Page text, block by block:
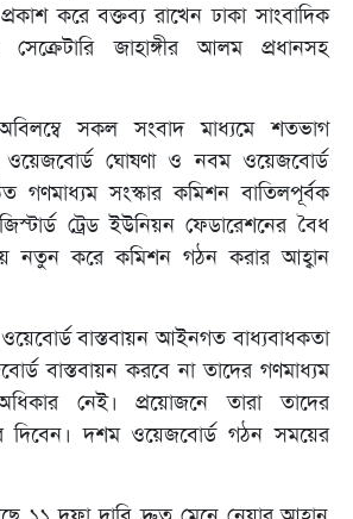
করে বক্তব্য রাখেন ঢাকা সাংবাদিক
জাহাঙ্গীর আলম প্রধানসহ
সকল সংবাদ মাধ্যমে শতভাগ
ওয়েজবোর্ড ঘোষণা ও নবম ওয়েজবোর্ড
গণমাধ্যম সংস্কার কমিশন বাতিলপূর্বক
ট্রেড ইউনিয়ন ফেডারেশনের বৈধ
নতুন করে কমিশন গঠন করার আহ্বান
বাস্তবায়ন আইনগত বাধ্যবাধকতা
বাস্তবায়ন করবে না তাদের গণমাধ্যম
নেই। প্রয়োজনে তারা তাদের
দিবেন। দশম ওয়েজবোর্ড গঠন সময়ের